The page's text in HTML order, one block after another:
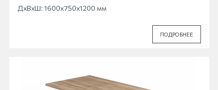
ДхВхШ: 1600x750x1200 мм
ПОДРОБНЕЕ